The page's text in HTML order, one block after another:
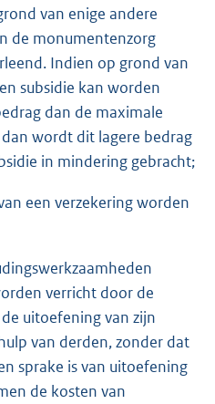
van enige andere
de monumentenzorg
Indien op grond van
subsidie kan worden
dan de maximale
wordt dit lagere bedrag
in mindering gebracht;
een verzekering worden
verricht door de
uitoefening van zijn
van derden, zonder dat
sprake is van uitoefening
de kosten van